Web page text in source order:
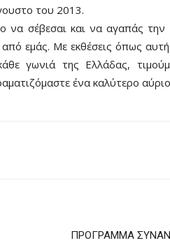
του 2013.
σέβεσαι και να αγαπάς την
εμάς. Με εκθέσεις όπως
γωνιά της Ελλάδας,
ένα καλύτερο
ΠΡΟΓΡΑΜΜΑ